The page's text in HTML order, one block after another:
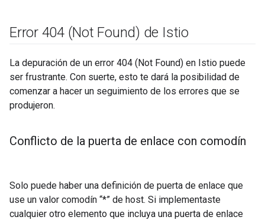
Error 404 (Not Found) de Istio
La depuración de un error 404 (Not Found) en Istio puede
ser frustrante. Con suerte, esto te dará la posibilidad de
comenzar a hacer un seguimiento de los errores que se
produjeron.
Conflicto de la puerta de enlace con comodín
Solo puede haber una definición de puerta de enlace que
use un valor comodín “*” de host. Si implementaste
cualquier otro elemento que incluya una puerta de enlace